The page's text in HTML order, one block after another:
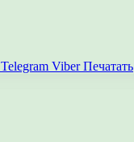
Telegram Viber Печатать